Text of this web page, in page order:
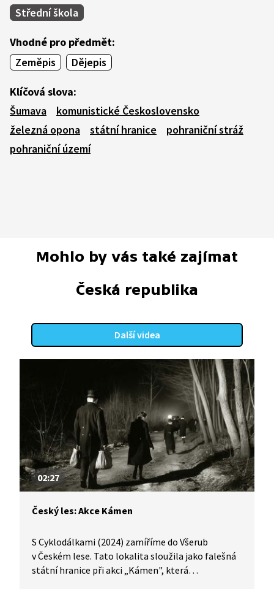
Střední škola
Vhodné pro předmět:
Zeměpis
Dějepis
Klíčová slova:
Šumava
komunistické Československo
železná opona
státní hranice
pohraniční stráž
pohraniční území
Mohlo by vás také zajímat
Česká republika
Další videa
02:27
Český les: Akce Kámen
S Cyklodálkami (2024) zamíříme do Všerub
v Českém lese. Tato lokalita sloužila jako falešná
státní hranice při akci „Kámen", která